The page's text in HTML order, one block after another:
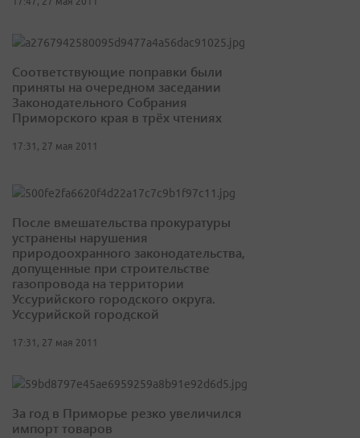
Соответствующие поправки были
приняты на очередном заседании
Законодательного Собрания
Приморского края в трёх чтениях
17:31, 27 мая 2011
После вмешательства прокуратуры
устранены нарушения
природоохранного законодательства,
допущенные при строительстве
газопровода на территории
Уссурийского городского округа.
Уссурийской городской
17:31, 27 мая 2011
За год в Приморье резко увеличился
импорт товаров